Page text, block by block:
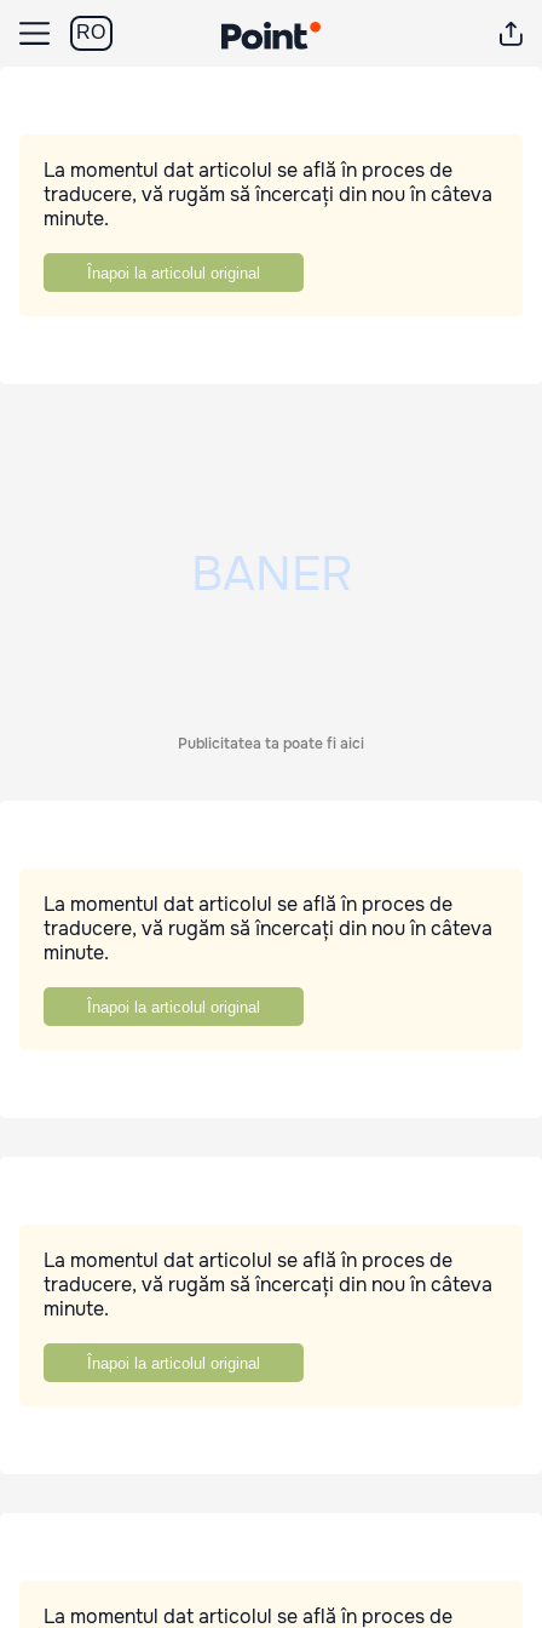
RO
La momentul dat articolul se află în proces de
traducere, vă rugăm să încercați din nou în câteva
minute.
Înapoi la articolul original
Publicitatea ta poate fi aici
La momentul dat articolul se află în proces de
traducere, vă rugăm să încercați din nou în câteva
minute.
Înapoi la articolul original
La momentul dat articolul se află în proces de
traducere, vă rugăm să încercați din nou în câteva
minute.
Înapoi la articolul original
La momentul dat articolul se află în proces de